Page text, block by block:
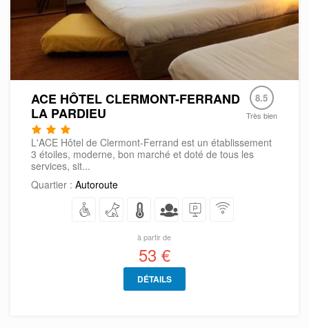
ACE HÔTEL CLERMONT-FERRAND
LA PARDIEU
8.5
Très bien
L'ACE Hôtel de Clermont-Ferrand est un établissement
3 étoiles, moderne, bon marché et doté de tous les
services, sit...
Quartier : Autoroute
à partir de
53 €
DÉTAILS